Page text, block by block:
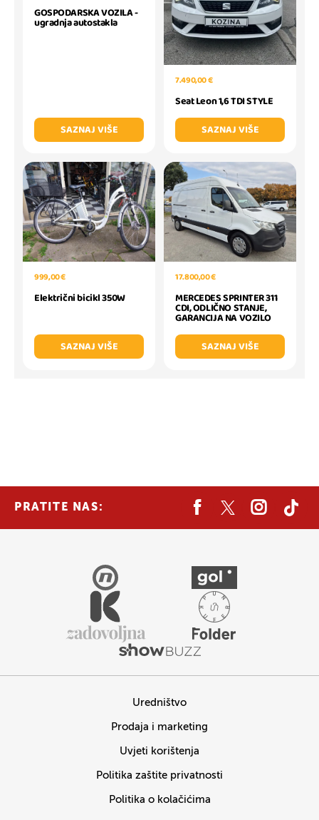
GOSPODARSKA VOZILA -
ugradnja autostakla
SAZNAJ VIŠE
7.490,00 €
Seat Leon 1,6 TDI STYLE
SAZNAJ VIŠE
999,00 €
Električni bicikl 350W
SAZNAJ VIŠE
17.800,00 €
MERCEDES SPRINTER 311
CDI, ODLIČNO STANJE,
GARANCIJA NA VOZILO
SAZNAJ VIŠE
PRATITE NAS:
Uredništvo
Prodaja i marketing
Uvjeti korištenja
Politika zaštite privatnosti
Politika o kolačićima